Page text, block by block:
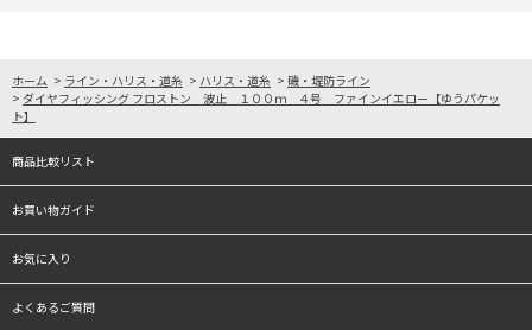
ホーム > ライン・ハリス・道糸 > ハリス・道糸 > 磯・堤防ライン
> ダイヤフィッシング フロストン 波止 １００ｍ ４号 ファインイエロー【ゆうパケッ
ト】
商品比較リスト
お買い物ガイド
お気に入り
よくあるご質問